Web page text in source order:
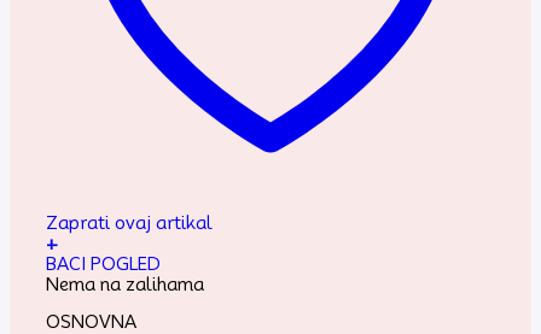
Zaprati ovaj artikal
+
BACI POGLED
Nema na zalihama
OSNOVNA